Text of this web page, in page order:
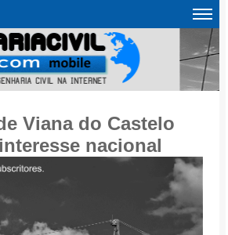
Viana do Castelo
nacional